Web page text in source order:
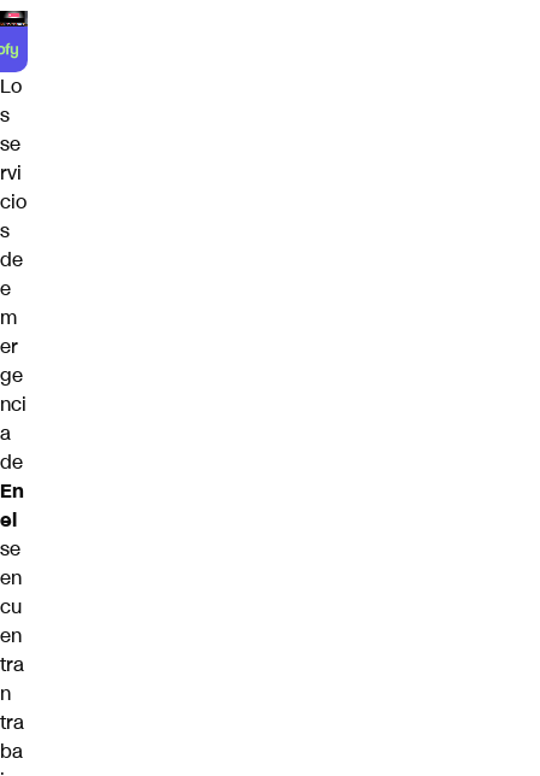
Lo
s
se
rvi
cio
s
de
e
m
er
ge
nci
a
de
En
el
se
en
cu
en
tra
n
tra
ba